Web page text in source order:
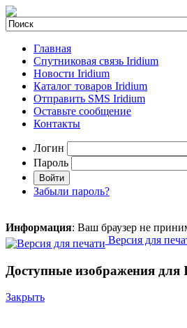
Главная
Спутниковая связь Iridium
Новости Iridium
Каталог товаров Iridium
Отправить SMS Iridium
Оставьте сообщение
Контакты
Логин
Пароль
Забыли пароль?
Информация: Ваш браузер не
Версия для
Доступные изображения
Закрыть